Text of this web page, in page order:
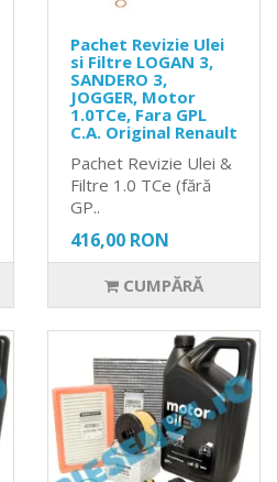
Pachet Revizie Ulei
si Filtre LOGAN 3,
SANDERO 3,
JOGGER, Motor
1.0TCe, Fara GPL
C.A. Original Renault
Pachet Revizie Ulei &
Filtre 1.0 TCe (fără
GP..
416,00 RON
CUMPĂRĂ